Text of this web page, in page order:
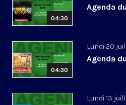
04:30
Agenda
04:30
Lundi 20
Agenda
Lundi 13